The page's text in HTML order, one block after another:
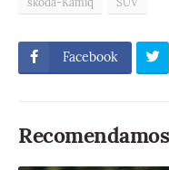
Facebook
Recomendamos